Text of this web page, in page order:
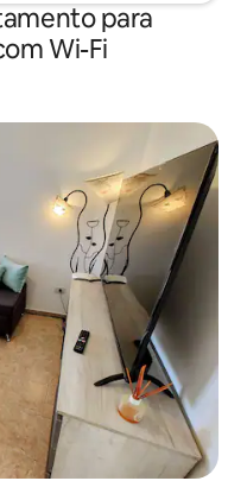
para
Wi-Fi
hóspedes